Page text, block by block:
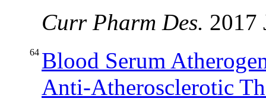
Curr Pharm Des. 2017
64 Blood Serum
Anti-Atherosclerotic